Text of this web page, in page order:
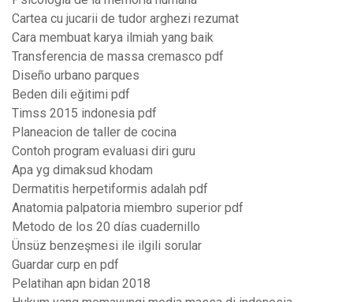
Cartea cu jucarii de tudor arghezi rezumat
Cara membuat karya ilmiah yang baik
Transferencia de massa cremasco pdf
Diseño urbano parques
Beden dili eğitimi pdf
Timss 2015 indonesia pdf
Planeacion de taller de cocina
Contoh program evaluasi diri guru
Apa yg dimaksud khodam
Dermatitis herpetiformis adalah pdf
Anatomia palpatoria miembro superior pdf
Metodo de los 20 días cuadernillo
Ünsüz benzeşmesi ile ilgili sorular
Guardar curp en pdf
Pelatihan apn bidan 2018